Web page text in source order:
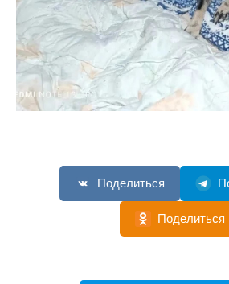
Поделиться
Поделиться